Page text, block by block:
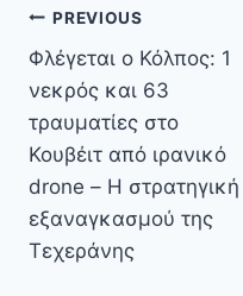
Πλοήγηση
άρθρων
PREVIOUS
Φλέγεται ο Κόλπος: 1
νεκρός και 63
τραυματίες στο
Κουβέιτ από ιρανικό
drone – Η στρατηγική
εξαναγκασμού της
Τεχεράνης